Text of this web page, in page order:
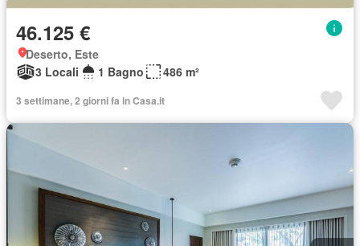
46.125 €
Deserto, Este
3 Locali
1 Bagno 486 m²
3 settimane, 2 giorni fa in Casa.it